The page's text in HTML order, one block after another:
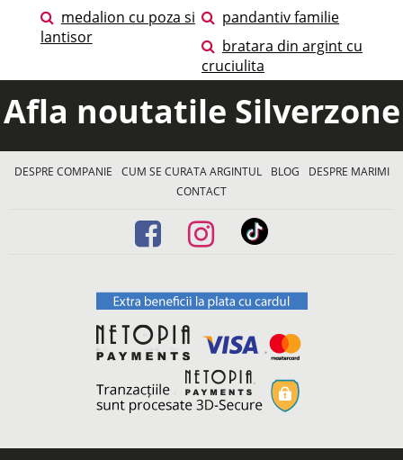
medalion cu poza si
lantisor
pandantiv familie
bratara din argint cu
cruciulita
Afla noutatile Silverzone
DESPRE COMPANIE CUM SE CURATA ARGINTUL BLOG
DESPRE MARIMI
CONTACT